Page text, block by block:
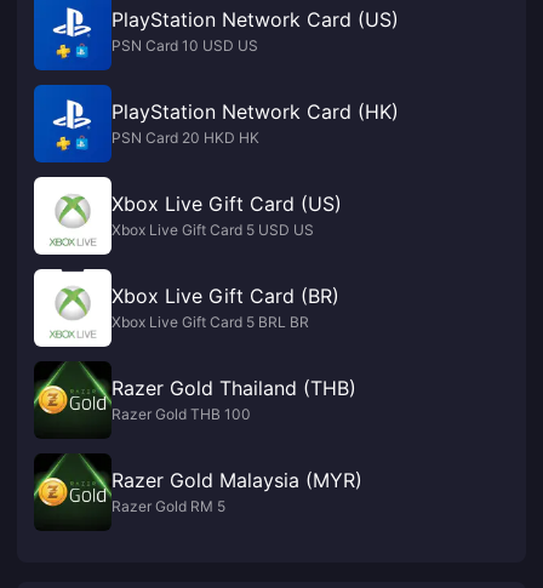
PlayStation Network Card (US)
PSN Card 10 USD US
PlayStation Network Card (HK)
PSN Card 20 HKD HK
Xbox Live Gift Card (US)
Xbox Live Gift Card 5 USD US
Xbox Live Gift Card (BR)
Xbox Live Gift Card 5 BRL BR
Razer Gold Thailand (THB)
Razer Gold THB 100
Razer Gold Malaysia (MYR)
Razer Gold RM 5